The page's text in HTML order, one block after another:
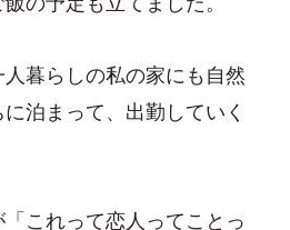
暮らしの私の家にも自然
泊まって、出勤していく
これって恋人ってことっ